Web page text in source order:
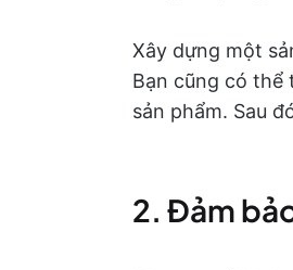
Xây dựng một
Bạn cũng có thể
sản phẩm. Sau
2. Đảm